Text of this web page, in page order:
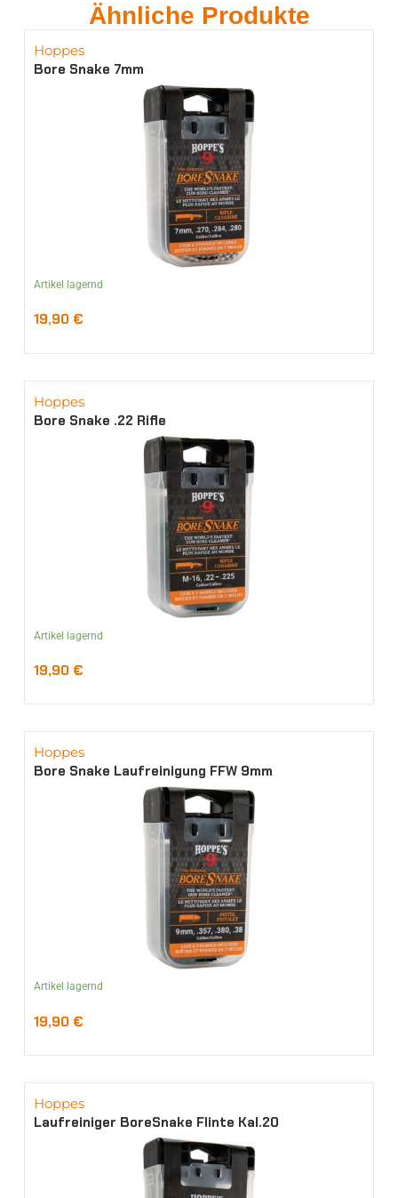
Ähnliche Produkte
Hoppes
Bore Snake 7mm
Artikel lagernd
19,90 €
Hoppes
Bore Snake .22 Rifle
Artikel lagernd
19,90 €
Hoppes
Bore Snake Laufreinigung FFW 9mm
Artikel lagernd
19,90 €
Hoppes
Laufreiniger BoreSnake Flinte Kal.20